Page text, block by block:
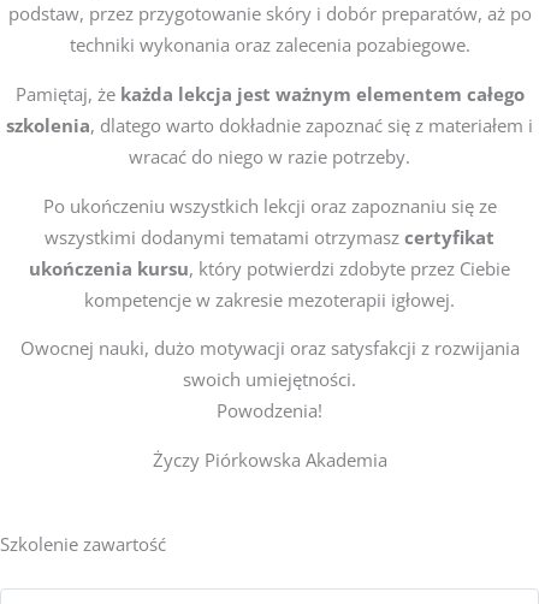
podstaw, przez przygotowanie skóry i dobór preparatów, aż po
techniki wykonania oraz zalecenia pozabiegowe.
Pamiętaj, że każda lekcja jest ważnym elementem całego
szkolenia, dlatego warto dokładnie zapoznać się z materiałem i
wracać do niego w razie potrzeby.
Po ukończeniu wszystkich lekcji oraz zapoznaniu się ze
wszystkimi dodanymi tematami otrzymasz certyfikat
ukończenia kursu, który potwierdzi zdobyte przez Ciebie
kompetencje w zakresie mezoterapii igłowej.
Owocnej nauki, dużo motywacji oraz satysfakcji z rozwijania
swoich umiejętności.
Powodzenia!
Życzy Piórkowska Akademia
Szkolenie zawartość